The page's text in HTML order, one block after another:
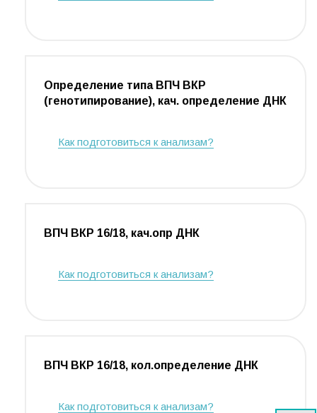
Определение типа ВПЧ ВКР
(генотипирование), кач. определение ДНК
Как подготовиться к анализам?
ВПЧ ВКР 16/18, кач.опр ДНК
Как подготовиться к анализам?
ВПЧ ВКР 16/18, кол.определение ДНК
Как подготовиться к анализам?